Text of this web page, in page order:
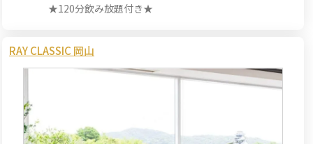
★120分飲み放題付き★
RAY CLASSIC 岡山